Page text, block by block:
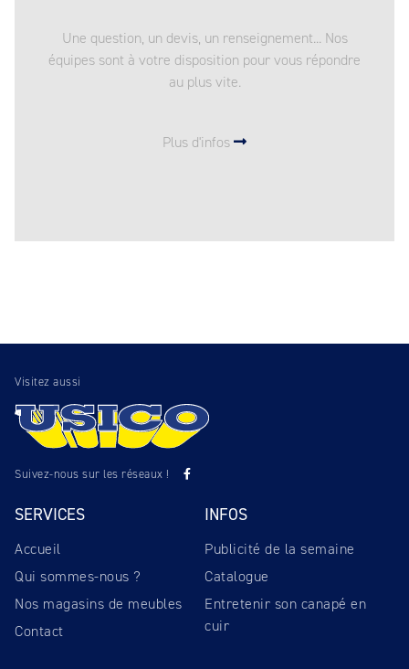
Une question, un devis, un renseignement... Nos
équipes sont à votre disposition pour vous répondre
au plus vite.
Plus d'infos
Visitez aussi
Suivez-nous sur les réseaux !
SERVICES
Accueil
Qui sommes-nous ?
Nos magasins de meubles
Contact
INFOS
Publicité de la semaine
Catalogue
Entretenir son canapé en
cuir